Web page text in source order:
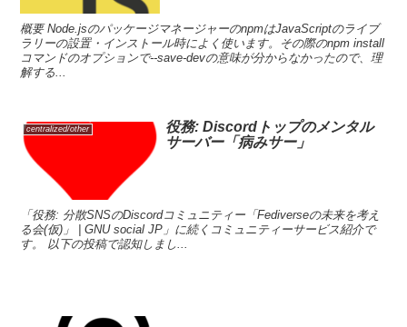
概要 Node.jsのパッケージマネージャーのnpmはJavaScriptのライブ
ラリーの設置・インストール時によく使います。その際のnpm install
コマンドのオプションで--save-devの意味が分からなかったので、理
解する...
centralized/other
役務: Discordトップのメンタル
サーバー「病みサー」
「役務: 分散SNSのDiscordコミュニティー「Fediverseの未来を考え
る会(仮)」 | GNU social JP」に続くコミュニティーサービス紹介で
す。 以下の投稿で認知しまし...